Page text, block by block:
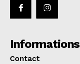
Informations
Contact